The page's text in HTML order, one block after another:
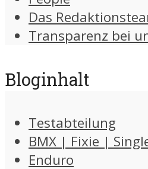
Das
Transparenz bei
Bloginhalt
Testabteilung
BMX | Fixie |
Enduro